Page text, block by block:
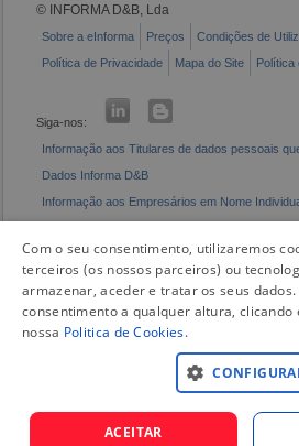
© INFORMA D&B, Lda
Sobre a eInforma Preços Condições de
Política de Privacidade
Mapa do Site Política
Siga-nos:
Informação aos Titulares de dados pessoais
Dados Informa D&B
Informação aos Empresários em Nome
Com o seu consentimento, utilizaremos
terceiros (os nossos parceiros) ou
armazenar, aceder e tratar os seus
consentimento a qualquer altura, clicando
nossa Politica de Cookies.
ACEITAR